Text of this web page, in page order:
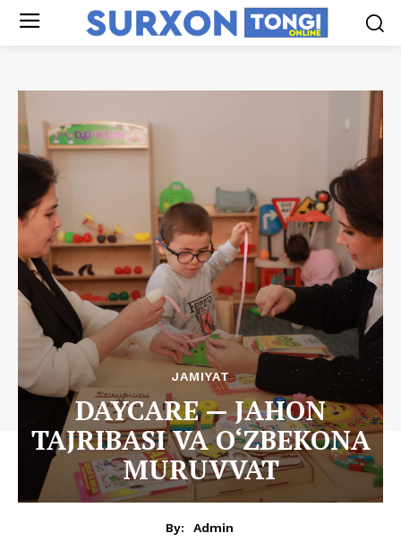
JAMIYAT
DAYCARE — JAHON
TAJRIBASI VA O‘ZBEKONA
MURUVVAT
By:
Admin